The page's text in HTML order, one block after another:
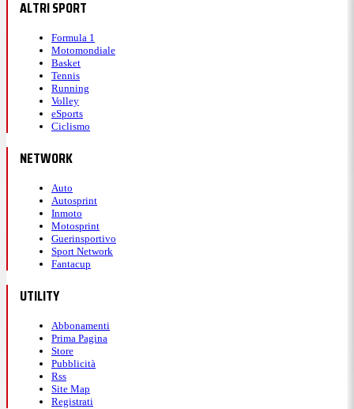
ALTRI SPORT
Formula 1
Motomondiale
Basket
Tennis
Running
Volley
eSports
Ciclismo
NETWORK
Auto
Autosprint
Inmoto
Motosprint
Guerinsportivo
Sport Network
Fantacup
UTILITY
Abbonamenti
Prima Pagina
Store
Pubblicità
Rss
Site Map
Registrati